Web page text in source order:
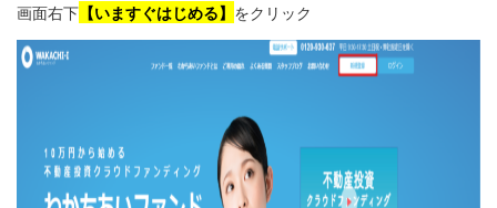
画面右下 【いますぐはじめる】 をクリック